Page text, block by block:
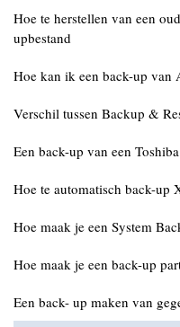
Hoe te herstellen van een
upbestand
Hoe kan ik een back-up
Verschil tussen Backup &
Een back-up van een
Hoe te automatisch back-up
Hoe maak je een System
Hoe maak je een back-up
Een back- up maken van